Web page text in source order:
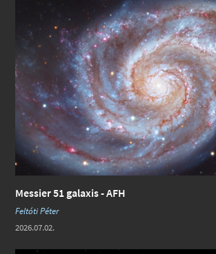
Messier 51 galaxis - AFH
Feltóti Péter
2026.07.02.